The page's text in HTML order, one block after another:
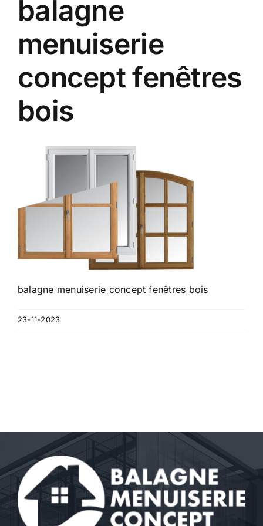
Contact
A propos
Clients
balagne
menuiserie
concept fenêtres
bois
balagne menuiserie concept fenêtres bois
23-11-2023